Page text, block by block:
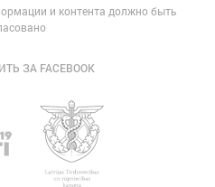
и контента должно быть
ЗА FACEBOOK